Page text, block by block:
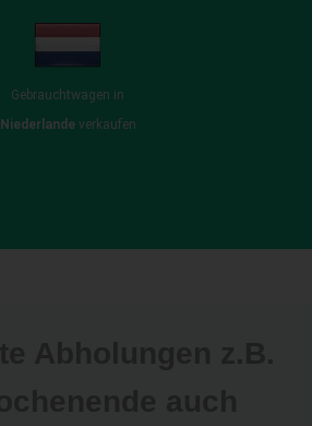
Gebrauchtwagen in
Niederlandeverkaufen